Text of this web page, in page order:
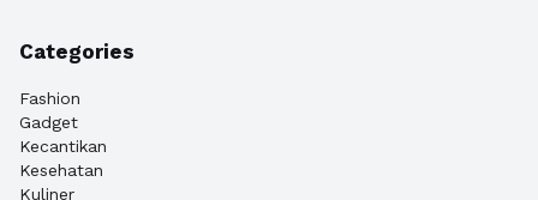
Categories
Fashion
Gadget
Kecantikan
Kesehatan
Kuliner